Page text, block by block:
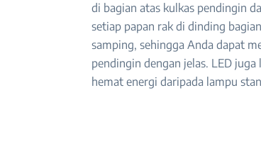
di bagian atas kulkas pendingin
setiap papan rak di dinding bagian
samping, sehingga Anda dapat
pendingin dengan jelas. LED juga
hemat energi daripada lampu